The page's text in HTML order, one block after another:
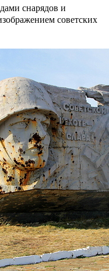
снарядов и
советских